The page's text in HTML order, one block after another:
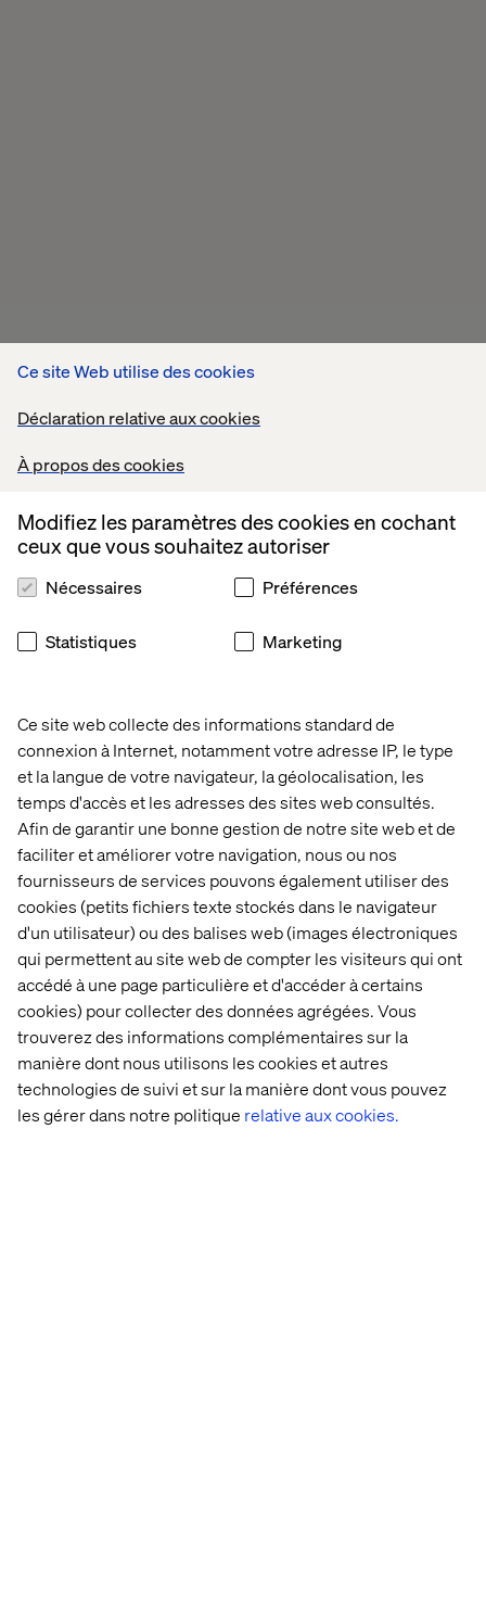
Ce site Web utilise des cookies
Déclaration relative aux cookies
À propos des cookies
Ce site web collecte des informations standard de
connexion à Internet, notamment votre adresse IP, le type
et la langue de votre navigateur, la géolocalisation, les
temps d'accès et les adresses des sites web consultés.
Afin de garantir une bonne gestion de notre site web et de
faciliter et améliorer votre navigation, nous ou nos
fournisseurs de services pouvons également utiliser des
cookies (petits fichiers texte stockés dans le navigateur
d'un utilisateur) ou des balises web (images électroniques
qui permettent au site web de compter les visiteurs qui ont
accédé à une page particulière et d'accéder à certains
cookies) pour collecter des données agrégées. Vous
trouverez des informations complémentaires sur la
manière dont nous utilisons les cookies et autres
technologies de suivi et sur la manière dont vous pouvez
les gérer dans notre politique relative aux cookies.
Modifiez les paramètres des cookies en cochant
ceux que vous souhaitez autoriser
Nécessaires Préférences
Statistiques Marketing